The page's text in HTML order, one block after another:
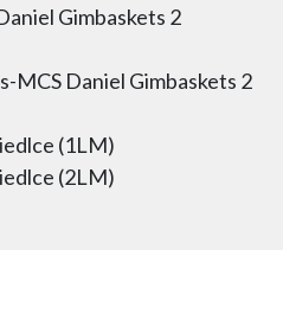
Gimbaskets 2
MCS Daniel Gimbaskets 2
(1LM)
(2LM)